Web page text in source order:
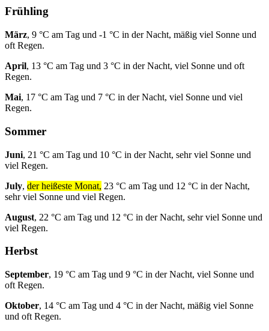
Frühling
März, 9 °C am Tag und -1 °C in der Nacht, mäßig viel Sonne und
oft Regen.
April, 13 °C am Tag und 3 °C in der Nacht, viel Sonne und oft
Regen.
Mai, 17 °C am Tag und 7 °C in der Nacht, viel Sonne und viel
Regen.
Sommer
Juni, 21 °C am Tag und 10 °C in der Nacht, sehr viel Sonne und
viel Regen.
July, der heißeste Monat, 23 °C am Tag und 12 °C in der Nacht,
sehr viel Sonne und viel Regen.
August, 22 °C am Tag und 12 °C in der Nacht, sehr viel Sonne und
viel Regen.
Herbst
September, 19 °C am Tag und 9 °C in der Nacht, viel Sonne und
oft Regen.
Oktober, 14 °C am Tag und 4 °C in der Nacht, mäßig viel Sonne
und oft Regen.